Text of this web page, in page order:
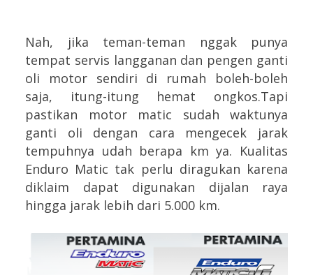
Nah, jika teman-teman nggak punya
tempat servis langganan dan pengen ganti
oli motor sendiri di rumah boleh-boleh
saja, itung-itung hemat ongkos.Tapi
pastikan motor matic sudah waktunya
ganti oli dengan cara mengecek jarak
tempuhnya udah berapa km ya. Kualitas
Enduro Matic tak perlu diragukan karena
diklaim dapat digunakan dijalan raya
hingga jarak lebih dari 5.000 km.